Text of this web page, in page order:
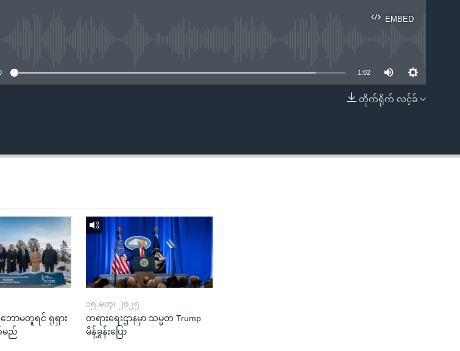
EMBED
EMBED
1:02
တိုက်ရိုက် လင့်ခ်
ောမတူရင် ရုရှား
မည်
၁၅ မတ္၊ ၂၀၂၅
တရားရေးဌာနမှာ သမ္မတ Trump
မိန့်ခွန်းပြော